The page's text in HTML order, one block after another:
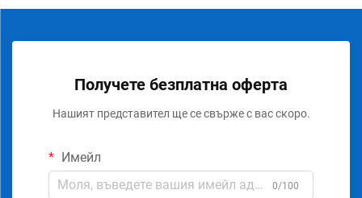
Получете безплатна оферта
Нашият представител ще се свърже с вас скоро.
Имейл
0/100